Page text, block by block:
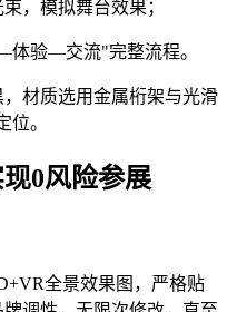
，模拟舞台效果；
体验—交流"完整流程。
材质选用金属桁架与光滑
位。
0风险参展
全景效果图，严格贴